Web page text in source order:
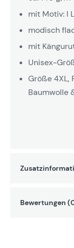
mit Motiv: I
modisch
mit
Unisex-
Größe 4XL,
Baumwolle
Bewertungen